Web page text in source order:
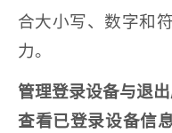
合大小写、数字和
力。
管理登录设备与退
查看已登录设备信